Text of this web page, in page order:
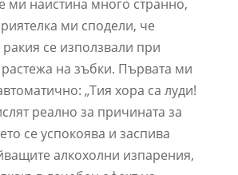
ми наистина много странно,
ми сподели, че
се използвали при
на зъбки. Първата ми
„Тия хора са луди!
реално за причината за
се успокоява и заспива
алкохолни изпарения,